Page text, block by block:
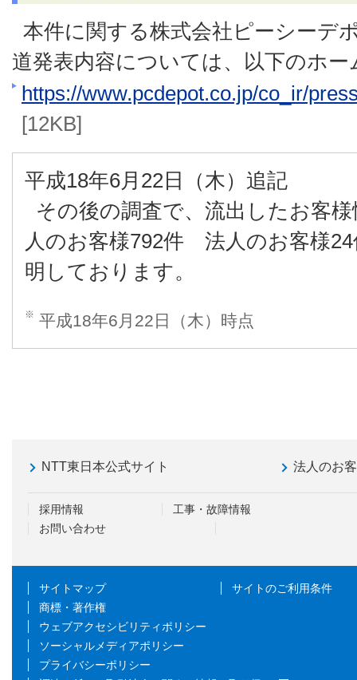
本件に関する株式会社ピーシーデ
道発表内容については、以下のホ
https://www.pcdepot.co.jp/co_ir/
[12KB]
平成18年6月22日（木）追記
その後の調査で、流出したお客
人のお客様792件 法人のお客様
明しております。
※ 平成18年6月22日（木）時点
NTT東日本公式サイト 法人のお
採用情報
工事・故障情報
お問い合わせ
サイトマップ
サイトのご利用条件
商標・著作権
ウェブアクセシビリティポリシー
ソーシャルメディアポリシー
プライバシーポリシー